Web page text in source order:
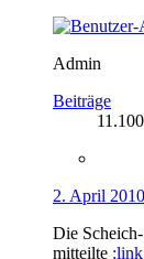
Admin
Beiträge
11.100
2. April
Die
mitteilte